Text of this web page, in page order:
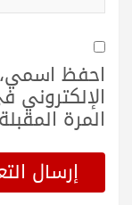
احفظ اسمي،
المرة